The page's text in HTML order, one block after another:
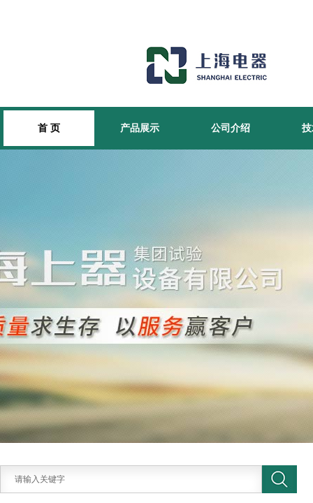
首 页 产品展示 公司介绍